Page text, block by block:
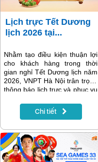
Lịch trực Tết Dương
lịch 2026 tại...
Nhằm tạo điều kiện thuận lợi
cho khách hàng trong thời
gian nghỉ Tết Dương lịch năm
2026, VNPT Hà Nội trân trọng
thông báo lịch trực và phục vụ
giao dịch trên địa bàn Hà Nội
Chi tiết